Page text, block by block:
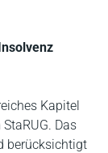
Kapitel
Das
berücksichtigt